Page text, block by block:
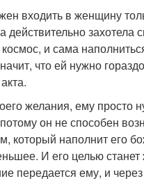
входить в женщину
захотела
и сама
что ей нужно
желания, ему просто
он не способен
который наполнит его
И его целью
передается ему, и